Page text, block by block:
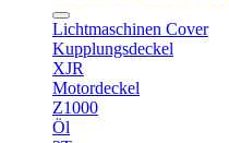
Lichtmaschinen Cover
Kupplungsdeckel
XJR
Motordeckel
Z1000
Öl